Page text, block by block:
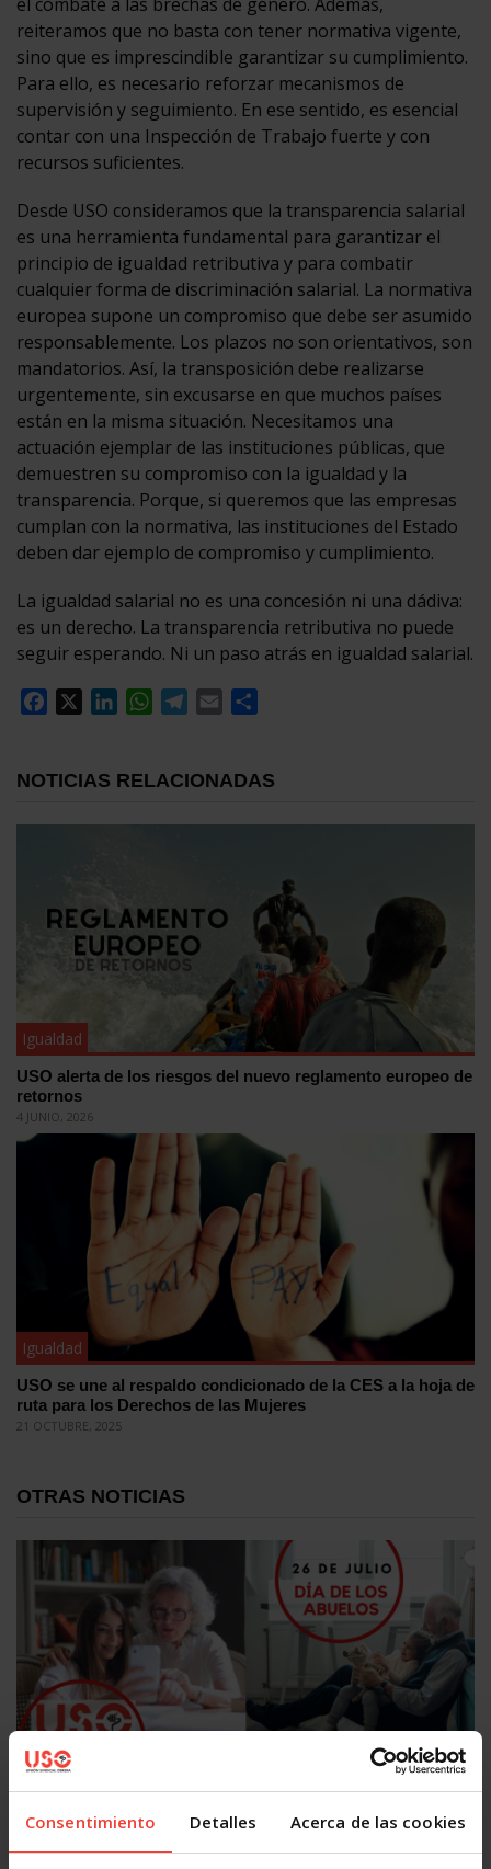
Consentimiento Detalles Acerca de las cookies
reiteramos que no basta con tener normativa vigente,
sino que es imprescindible garantizar su cumplimiento.
Para ello, es necesario reforzar mecanismos de
supervisión y seguimiento. En ese sentido, es esencial
contar con una Inspección de Trabajo fuerte y con
recursos suficientes.
Desde USO consideramos que la transparencia salarial
es una herramienta fundamental para garantizar el
principio de igualdad retributiva y para combatir
cualquier forma de discriminación salarial. La normativa
europea supone un compromiso que debe ser asumido
responsablemente. Los plazos no son orientativos, son
mandatorios. Así, la transposición debe realizarse
urgentemente, sin excusarse en que muchos países
están en la misma situación. Necesitamos una
actuación ejemplar de las instituciones públicas, que
demuestren su compromiso con la igualdad y la
transparencia. Porque, si queremos que las empresas
cumplan con la normativa, las instituciones del Estado
deben dar ejemplo de compromiso y cumplimiento.
La igualdad salarial no es una concesión ni una dádiva:
es un derecho. La transparencia retributiva no puede
seguir esperando. Ni un paso atrás en igualdad salarial.
Facebook
LinkedInWhatsApp
Telegram
Email
NOTICIAS RELACIONADAS
Igualdad
USO alerta de los riesgos del nuevo reglamento europeo de
retornos
4 JUNIO, 2026
Igualdad
USO se une al respaldo condicionado de la CES a la hoja de
ruta para los Derechos de las Mujeres
21 OCTUBRE, 2025
OTRAS NOTICIAS
Igualdad
Día Mundial de los Abuelos: USO reivindica pensiones
dignas